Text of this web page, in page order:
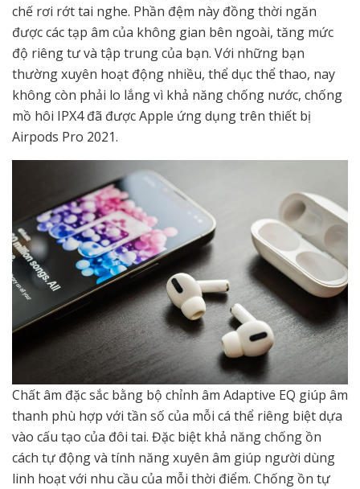
chế rơi rớt tai nghe. Phần đệm này đồng thời ngăn
được các tạp âm của không gian bên ngoài, tăng mức
độ riêng tư và tập trung của bạn. Với những bạn
thường xuyên hoạt động nhiều, thể dục thể thao, nay
không còn phải lo lắng vì khả năng chống nước, chống
mồ hôi IPX4 đã được Apple ứng dụng trên thiết bị
Airpods Pro 2021.
Chất âm đặc sắc bằng bộ chỉnh âm Adaptive EQ giúp âm
thanh phù hợp với tần số của mỗi cá thể riêng biệt dựa
vào cấu tạo của đôi tai. Đặc biệt khả năng chống ồn
cách tự động và tính năng xuyên âm giúp người dùng
linh hoạt với nhu cầu của mỗi thời điểm. Chống ồn tự